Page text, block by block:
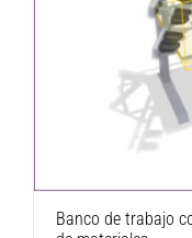
Banco de
Banco de trabajo